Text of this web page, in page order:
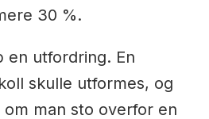
30 %.
en utfordring. En
skulle utformes, og
man sto overfor en